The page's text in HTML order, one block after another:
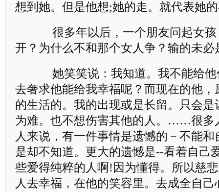
想到她。但是他想;她的走。就代表她
很多年以后，一个朋友问起女孩
开？为什么不和那个女人争？输的未必
她笑笑说：我知道。我不能给
去奢求他能给我幸福呢？而现在的他
的生活的。我的出现或是长留。只会
为难。也不想伤害其他的人。……很多
人来说，有一件事情是遗憾的－不能
是却不知道。更大的遗憾是--看着自己
些爱得纯粹的人啊!因为懂得。所以慈
人去幸福，在他的笑容里。去成全自